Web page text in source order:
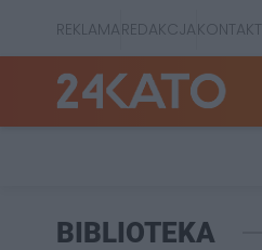
REKLAMAREDAKCJAKONTAKT
BIBLIOTEKA